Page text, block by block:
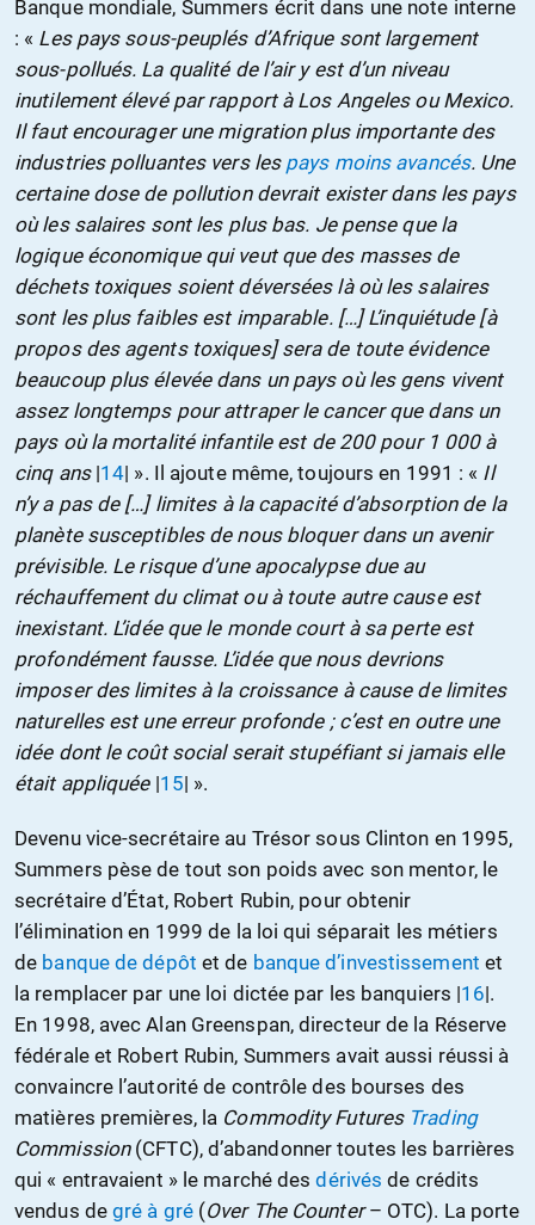
Banque mondiale, Summers écrit dans une note interne
: « Les pays sous-peuplés d’Afrique sont largement
sous-pollués. La qualité de l’air y est d’un niveau
inutilement élevé par rapport à Los Angeles ou Mexico.
Il faut encourager une migration plus importante des
industries polluantes vers les pays moins avancés. Une
certaine dose de pollution devrait exister dans les pays
où les salaires sont les plus bas. Je pense que la
logique économique qui veut que des masses de
déchets toxiques soient déversées là où les salaires
sont les plus faibles est imparable. […] L’inquiétude [à
propos des agents toxiques] sera de toute évidence
beaucoup plus élevée dans un pays où les gens vivent
assez longtemps pour attraper le cancer que dans un
pays où la mortalité infantile est de 200 pour 1 000 à
cinq ans|14| ». Il ajoute même, toujours en 1991 : « Il
n’y a pas de […] limites à la capacité d’absorption de la
planète susceptibles de nous bloquer dans un avenir
prévisible. Le risque d’une apocalypse due au
réchauffement du climat ou à toute autre cause est
inexistant. L’idée que le monde court à sa perte est
profondément fausse. L’idée que nous devrions
imposer des limites à la croissance à cause de limites
naturelles est une erreur profonde ; c’est en outre une
idée dont le coût social serait stupéfiant si jamais elle
était appliquée|15| ».
Devenu vice-secrétaire au Trésor sous Clinton en 1995,
Summers pèse de tout son poids avec son mentor, le
secrétaire d’État, Robert Rubin, pour obtenir
l’élimination en 1999 de la loi qui séparait les métiers
de banque de dépôt et de banque d’investissement et
la remplacer par une loi dictée par les banquiers |16|.
En 1998, avec Alan Greenspan, directeur de la Réserve
fédérale et Robert Rubin, Summers avait aussi réussi à
convaincre l’autorité de contrôle des bourses des
matières premières, la Commodity Futures Trading
Commission(CFTC), d’abandonner toutes les barrières
qui « entravaient » le marché desdérivés de crédits
vendus de gré à gré(Over The Counter– OTC). La porte